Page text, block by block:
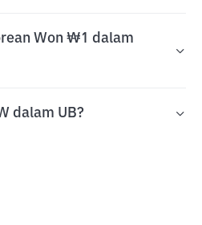
Won ₩1 dalam
dalam UB?